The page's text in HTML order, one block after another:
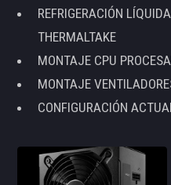
REFRIGERACIÓN
THERMALTAKE
MONTAJE CPU
MONTAJE
CONFIGURACIÓN